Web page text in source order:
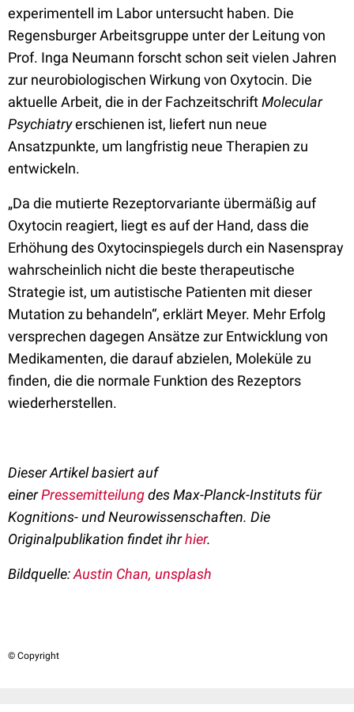
experimentell im Labor untersucht haben. Die
Regensburger Arbeitsgruppe unter der Leitung von
Prof. Inga Neumann forscht schon seit vielen Jahren
zur neurobiologischen Wirkung von Oxytocin. Die
aktuelle Arbeit, die in der FachzeitschriftMolecular
Psychiatryerschienen ist, liefert nun neue
Ansatzpunkte, um langfristig neue Therapien zu
entwickeln.
„Da die mutierte Rezeptorvariante übermäßig auf
Oxytocin reagiert, liegt es auf der Hand, dass die
Erhöhung des Oxytocinspiegels durch ein Nasenspray
wahrscheinlich nicht die beste therapeutische
Strategie ist, um autistische Patienten mit dieser
Mutation zu behandeln“, erklärt Meyer. Mehr Erfolg
versprechen dagegen Ansätze zur Entwicklung von
Medikamenten, die darauf abzielen, Moleküle zu
finden, die die normale Funktion des Rezeptors
wiederherstellen.
Dieser Artikel basiert auf
einerPressemitteilungdesMax-Planck-Instituts für
Kognitions- und Neurowissenschaften. Die
Originalpublikation findet ihrhier.
Bildquelle:Austin Chan, unsplash
© Copyright